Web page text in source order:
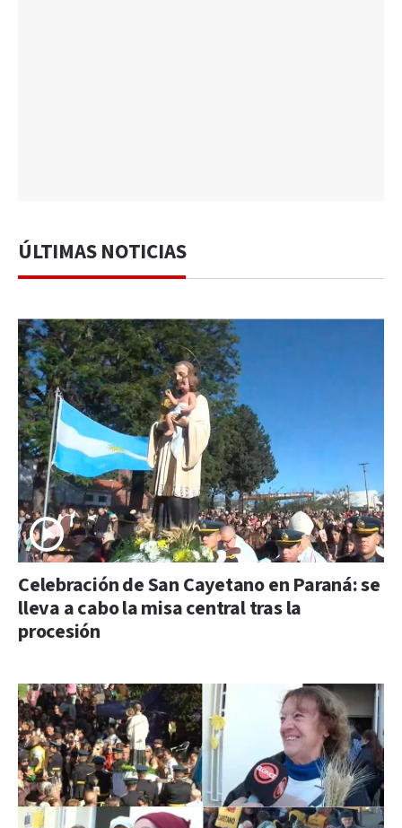
ÚLTIMAS NOTICIAS
Celebración de San Cayetano en Paraná: se
lleva a cabo la misa central tras la
procesión